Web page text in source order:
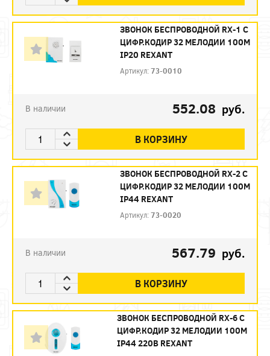
ЗВОНОК БЕСПРОВОДНОЙ RX-1 С
ЦИФР.КОДИР 32 МЕЛОДИИ 100М
IP20 REXANT
Артикул:73-0010
В наличии 552.08 руб.
В КОРЗИНУ
ЗВОНОК БЕСПРОВОДНОЙ RX-2 С
ЦИФР.КОДИР 32 МЕЛОДИИ 100М
IP44 REXANT
Артикул:73-0020
В наличии 567.79 руб.
В КОРЗИНУ
ЗВОНОК БЕСПРОВОДНОЙ RX-6 С
ЦИФР.КОДИР 32 МЕЛОДИИ 100М
IP44 220В REXANT